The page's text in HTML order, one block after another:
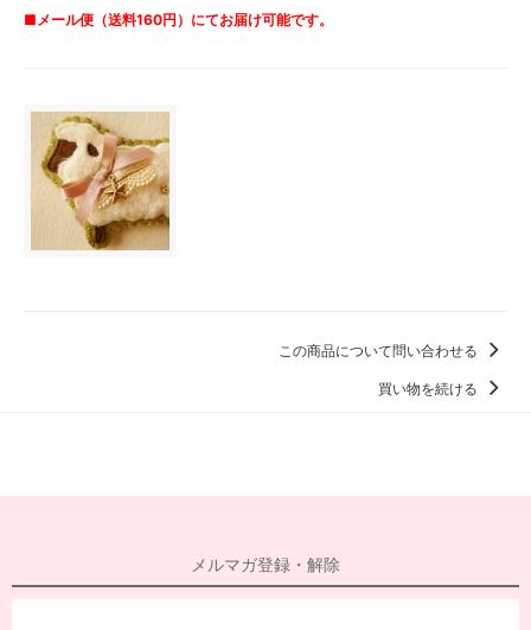
■メール便（送料160円）にてお届け可能です。
この商品について問い合わせる
買い物を続ける
メルマガ登録・解除